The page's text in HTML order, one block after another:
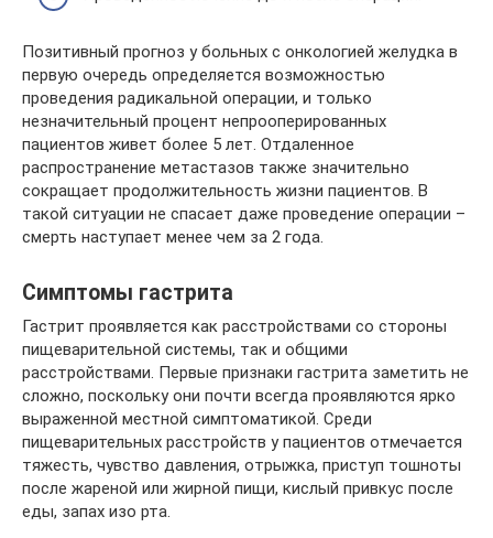
Позитивный прогноз у больных с онкологией желудка в
первую очередь определяется возможностью
проведения радикальной операции, и только
незначительный процент непрооперированных
пациентов живет более 5 лет. Отдаленное
распространение метастазов также значительно
сокращает продолжительность жизни пациентов. В
такой ситуации не спасает даже проведение операции –
смерть наступает менее чем за 2 года.
Симптомы гастрита
Гастрит проявляется как расстройствами со стороны
пищеварительной системы, так и общими
расстройствами. Первые признаки гастрита заметить не
сложно, поскольку они почти всегда проявляются ярко
выраженной местной симптоматикой. Среди
пищеварительных расстройств у пациентов отмечается
тяжесть, чувство давления, отрыжка, приступ тошноты
после жареной или жирной пищи, кислый привкус после
еды, запах изо рта.